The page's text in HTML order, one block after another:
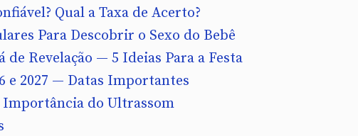
Qual a Taxa de Acerto?
Para Descobrir o Sexo do Bebê
de Revelação — 5 Ideias Para a Festa
e 2027 — Datas Importantes
do Ultrassom